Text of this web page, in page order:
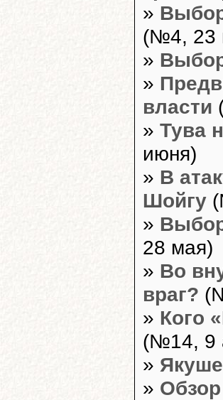
»
(№4, 23
»
»
власти
» Тува
июня)
» В
Шойгу
»
28 мая)
» Во
враг?
» Кого
(№14, 9
»
»